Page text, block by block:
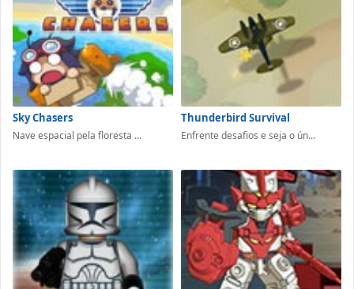
Sky Chasers
Nave espacial pela floresta ...
Thunderbird Survival
Enfrente desafios e seja o ún...